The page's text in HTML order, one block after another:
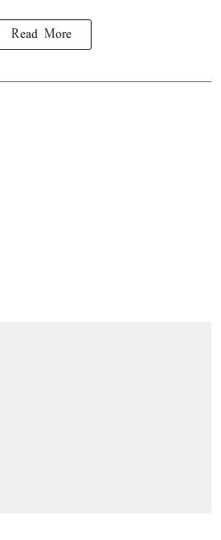
Read More